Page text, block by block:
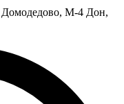
Домодедово, М-4 Дон,